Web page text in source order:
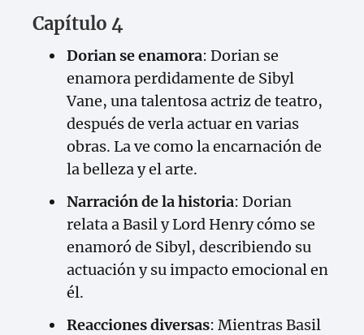
Capítulo 4
Dorian se enamora: Dorian se
enamora perdidamente de Sibyl
Vane, una talentosa actriz de teatro,
después de verla actuar en varias
obras. La ve como la encarnación de
la belleza y el arte.
Narración de la historia: Dorian
relata a Basil y Lord Henry cómo se
enamoró de Sibyl, describiendo su
actuación y su impacto emocional en
él.
Reacciones diversas: Mientras Basil